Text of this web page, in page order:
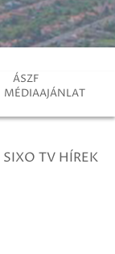
ÁSZF
MÉDIAAJÁNLAT
SIXO TV HÍREK